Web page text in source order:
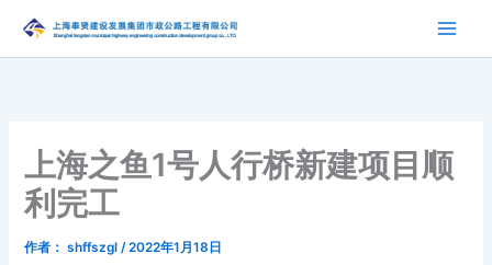
内
上海之鱼1号人行桥新建项目顺
利完工
作者： shffszgl/2022年1月18日